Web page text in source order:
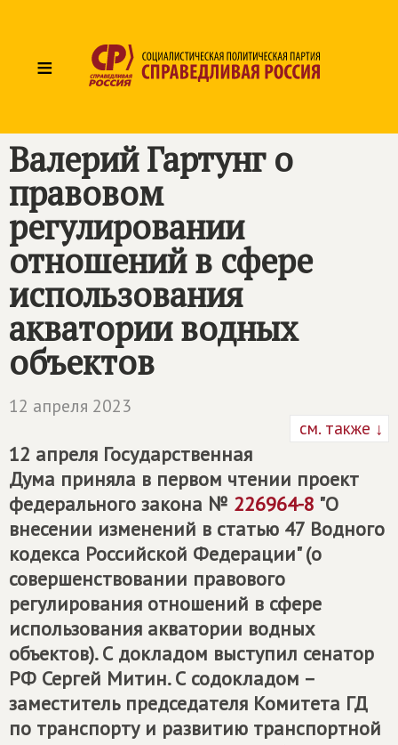
≡
Валерий Гартунг о
правовом
регулировании
отношений в сфере
использования
акватории водных
объектов
12 апреля 2023
см. также ↓
12 апреля Государственная
Дума приняла в первом чтении проект
федерального закона № 226964-8 "О
внесении изменений в статью 47 Водного
кодекса Российской Федерации" (о
совершенствовании правового
регулирования отношений в сфере
использования акватории водных
объектов). С докладом выступил сенатор
РФ Сергей Митин. С содокладом –
заместитель председателя Комитета ГД
по транспорту и развитию транспортной